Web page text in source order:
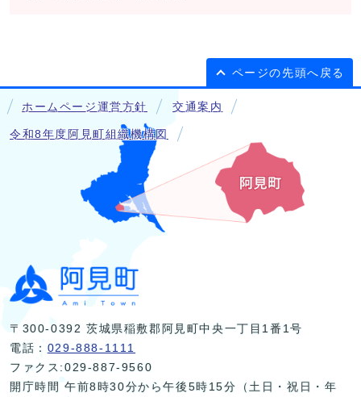
ページの先頭へ戻る
ホームページ運営方針 交通案内
令和8年度阿見町組織機構図
〒300-0392 茨城県稲敷郡阿見町中央一丁目1番1号
電話： 029-888-1111
ファクス:029-887-9560
開庁時間 午前8時30分から午後5時15分（土日・祝日・年